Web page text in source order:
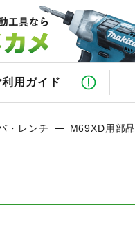
利用ガイド
・レンチ M69XD用部品